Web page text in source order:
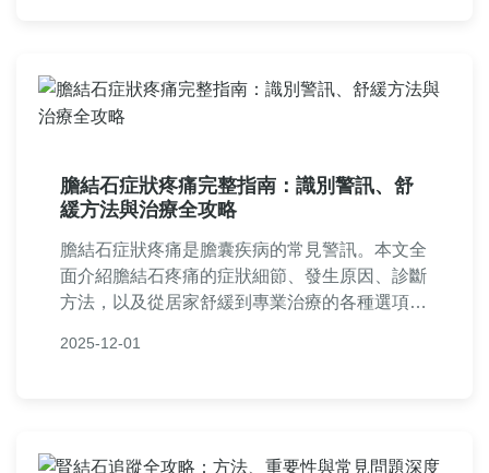
膽結石症狀疼痛完整指南：識別警訊、舒
緩方法與治療全攻略
膽結石症狀疼痛是膽囊疾病的常見警訊。本文全
面介紹膽結石疼痛的症狀細節、發生原因、診斷
方法，以及從居家舒緩到專業治療的各種選項。
如「膽結石疼痛會持續多久？」等常見問題。無
2025-12-01